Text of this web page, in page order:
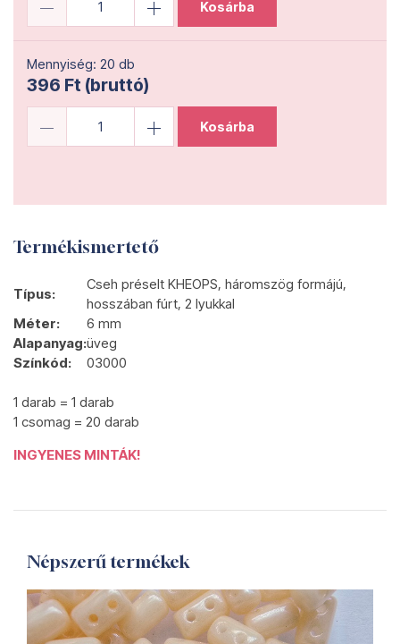
Kosárba
Mennyiség: 20 db
396 Ft (bruttó)
Kosárba
Termékismertető
Típus:
Cseh préselt KHEOPS, háromszög formájú,
hosszában fúrt, 2 lyukkal
Méter:
6 mm
Alapanyag:üveg
Színkód:
03000
1 darab = 1 darab
1 csomag = 20 darab
INGYENES MINTÁK!
Népszerű termékek